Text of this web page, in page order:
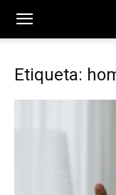
Etiqueta: